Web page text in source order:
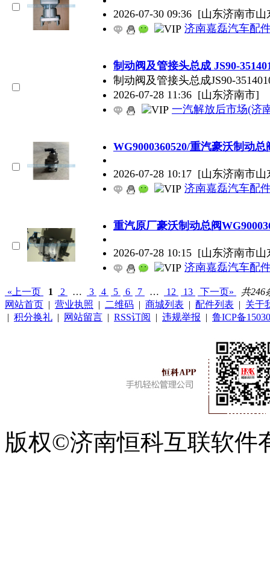
2026-07-30 09:36 [山东济南市
济南嘉磊汽车配
制动阀及管接头总成 JS90-
制动阀及管接头总成JS90-
2026-07-28 11:36 [山东济南市]
一汽解放后市场(济
WG9000360520/重汽豪沃制动总
2026-07-28 10:17 [山东济南市
济南嘉磊汽车配
重汽原厂豪沃制动总阀
2026-07-28 10:15 [山东济南市
济南嘉磊汽车配
«上一页 1 2 … 3 4 5 6 7 … 12 13 下一页»
共246
网站首页 | 营业执照 | 二维码 | 商城列表 | 配件列表 | 关于
| 积分换礼 | 网站留言 | RSS订阅 | 违规举报 | 鲁ICP备
版权©济南恒科互联软件